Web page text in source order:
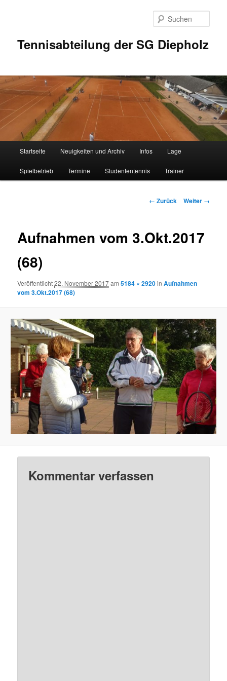
Tennisabteilung der SG Diepholz
Startseite Neuigkeiten und Archiv Infos Lage
Spielbetrieb Termine Studententennis Trainer
Bilder-
← Zurück Weiter →
Aufnahmen vom 3.Okt.2017
(68)
Veröffentlicht22. November 2017am5184 × 2920inAufnahmen
vom 3.Okt.2017 (68)
Kommentar verfassen